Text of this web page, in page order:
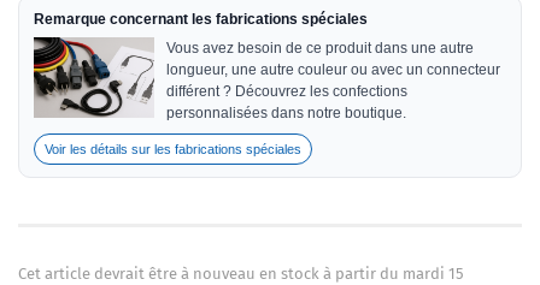
Remarque concernant les fabrications spéciales
Vous avez besoin de ce produit dans une autre
longueur, une autre couleur ou avec un connecteur
différent ? Découvrez les confections
personnalisées dans notre boutique.
Voir les détails sur les fabrications spéciales
Cet article devrait être à nouveau en stock à partir du mardi 15